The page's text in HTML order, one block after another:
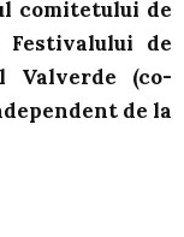
comitetului de
de
Valverde (co-
de la